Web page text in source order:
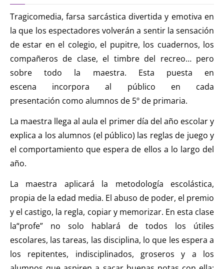
Tragicomedia, farsa sarcástica divertida y emotiva en
la que los espectadores volverán a sentir la sensación
de estar en el colegio, el pupitre, los cuadernos, los
compañeros de clase, el timbre del recreo… pero
sobre todo la maestra. Esta puesta en
escena incorpora al público en cada
presentación como alumnos de 5º de primaria.
La maestra llega al aula el primer día del año escolar y
explica a los alumnos (el público) las reglas de juego y
el comportamiento que espera de ellos a lo largo del
año.
La maestra aplicará la metodología escolástica,
propia de la edad media. El abuso de poder, el premio
y el castigo, la regla, copiar y memorizar. En esta clase
la“profe” no solo hablará de todos los útiles
escolares, las tareas, las disciplina, lo que les espera a
los repitentes, indisciplinados, groseros y a los